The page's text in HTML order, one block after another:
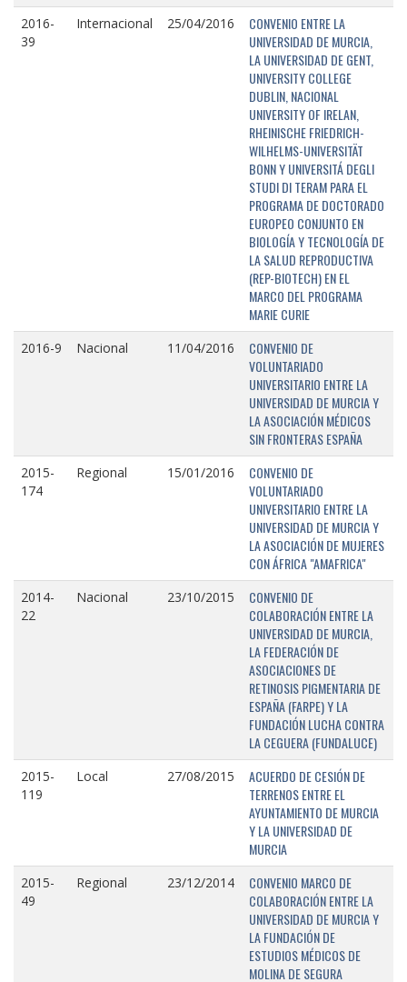
2016-
39
Internacional 25/04/2016
CONVENIO ENTRE LA
UNIVERSIDAD DE MURCIA,
LA UNIVERSIDAD DE GENT,
UNIVERSITY COLLEGE
DUBLIN, NACIONAL
UNIVERSITY OF IRELAN,
RHEINISCHE FRIEDRICH-
WILHELMS-UNIVERSITÄT
BONN Y UNIVERSITÁ DEGLI
STUDI DI TERAM PARA EL
PROGRAMA DE DOCTORADO
EUROPEO CONJUNTO EN
BIOLOGÍA Y TECNOLOGÍA DE
LA SALUD REPRODUCTIVA
(REP-BIOTECH) EN EL
MARCO DEL PROGRAMA
MARIE CURIE
2016-9 Nacional 11/04/2016
CONVENIO DE
VOLUNTARIADO
UNIVERSITARIO ENTRE LA
UNIVERSIDAD DE MURCIA Y
LA ASOCIACIÓN MÉDICOS
SIN FRONTERAS ESPAÑA
2015-
174
Regional 15/01/2016
CONVENIO DE
VOLUNTARIADO
UNIVERSITARIO ENTRE LA
UNIVERSIDAD DE MURCIA Y
LA ASOCIACIÓN DE MUJERES
CON ÁFRICA "AMAFRICA"
2014-
22
Nacional 23/10/2015
CONVENIO DE
COLABORACIÓN ENTRE LA
UNIVERSIDAD DE MURCIA,
LA FEDERACIÓN DE
ASOCIACIONES DE
RETINOSIS PIGMENTARIA DE
ESPAÑA (FARPE) Y LA
FUNDACIÓN LUCHA CONTRA
LA CEGUERA (FUNDALUCE)
2015-
119
Local 27/08/2015
ACUERDO DE CESIÓN DE
TERRENOS ENTRE EL
AYUNTAMIENTO DE MURCIA
Y LA UNIVERSIDAD DE
MURCIA
2015-
49
Regional 23/12/2014
CONVENIO MARCO DE
COLABORACIÓN ENTRE LA
UNIVERSIDAD DE MURCIA Y
LA FUNDACIÓN DE
ESTUDIOS MÉDICOS DE
MOLINA DE SEGURA